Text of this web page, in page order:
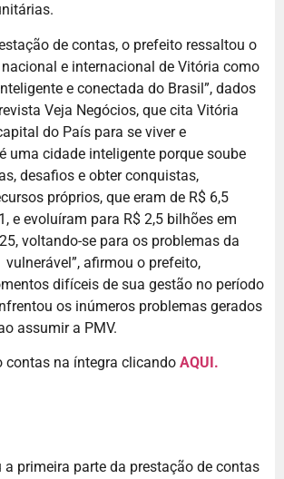
de contas, o prefeito ressaltou o
e internacional de Vitória como
e conectada do Brasil”, dados
Veja Negócios, que cita Vitória
do País para se viver e
uma cidade inteligente porque soube
desafios e obter conquistas,
próprios, que eram de R$ 6,5
e evoluíram para R$ 2,5 bilhões em
voltando-se para os problemas da
afirmou o prefeito,
difíceis de sua gestão no período
os inúmeros problemas gerados
assumir a PMV.
contas na íntegra clicando AQUI.
a primeira parte da prestação de contas